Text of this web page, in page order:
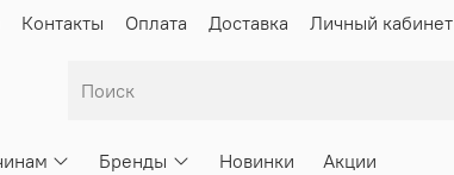
Контакты Оплата Доставка Личный кабинет
Бренды Новинки Акции